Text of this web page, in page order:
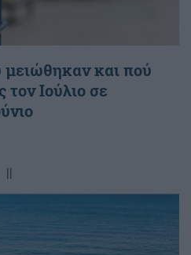
και πού
τον Ιούλιο σε
||